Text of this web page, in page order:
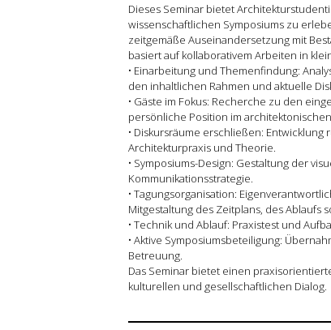
Seminar
Abschlussarbeiten
Grundlehre
Forschung
Publikationen
Kontakt
Dieses Seminar bietet
wissenschaftlichen Symposiums zu
zeitgemäße Auseinandersetzung mit
basiert auf kollaborativem Arbeiten in
• Einarbeitung und Themenfindung:
den inhaltlichen Rahmen und aktuelle
• Gäste im Fokus: Recherche zu den
persönliche Position im
• Diskursräume erschließen:
Architekturpraxis und Theorie.
• Symposiums-Design: Gestaltung der
Kommunikationsstrategie.
• Tagungsorganisation:
Mitgestaltung des Zeitplans, des Ablaufs
• Technik und Ablauf: Praxistest und
• Aktive Symposiumsbeteiligung:
Betreuung.
Das Seminar bietet einen
kulturellen und gesellschaftlichen Dialog.